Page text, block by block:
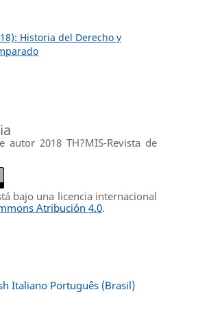
Historia del Derecho y
autor 2018 TH?MIS-Revista de
bajo una licencia internacional
Atribución 4.0.
Italiano Português (Brasil)